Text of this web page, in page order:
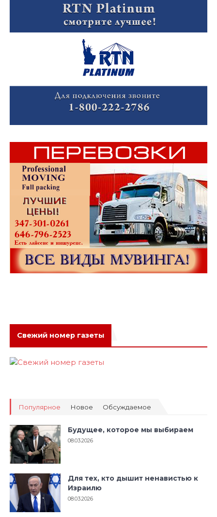
Свежий номер газеты
Популярное Новое Обсуждаемое
Будущее, которое мы выбираем
08.03.2026
Для тех, кто дышит ненавистью к
Израилю
08.03.2026